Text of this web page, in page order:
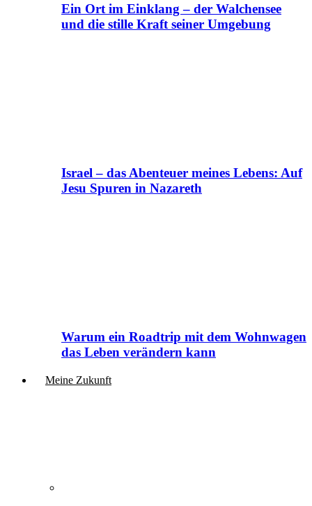
Ein Ort im Einklang – der Walchensee
und die stille Kraft seiner Umgebung
Israel – das Abenteuer meines Lebens: Auf
Jesu Spuren in Nazareth
Warum ein Roadtrip mit dem Wohnwagen
das Leben verändern kann
Meine Zukunft